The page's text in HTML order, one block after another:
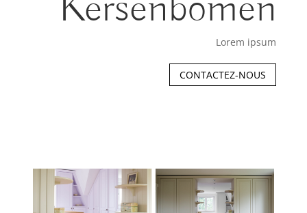
Lorem ipsum
CONTACTEZ-NOUS